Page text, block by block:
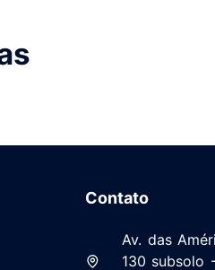
Contato
Av. das
130 subsolo